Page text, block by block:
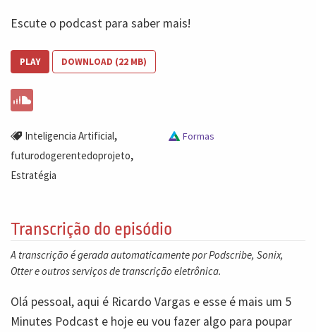
Escute o podcast para saber mais!
PLAY DOWNLOAD (22 MB)
Inteligencia Artificial,
futurodogerentedoprojeto,
Estratégia
Formas
Transcrição do episódio
A transcrição é gerada automaticamente por Podscribe, Sonix,
Otter e outros serviços de transcrição eletrônica.
Olá pessoal, aqui é Ricardo Vargas e esse é mais um 5
Minutes Podcast e hoje eu vou fazer algo para poupar